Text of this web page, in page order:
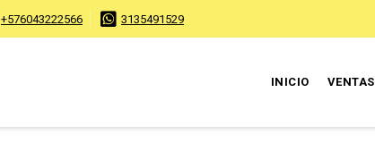
+576043222566 3135491529
INICIO VENTAS